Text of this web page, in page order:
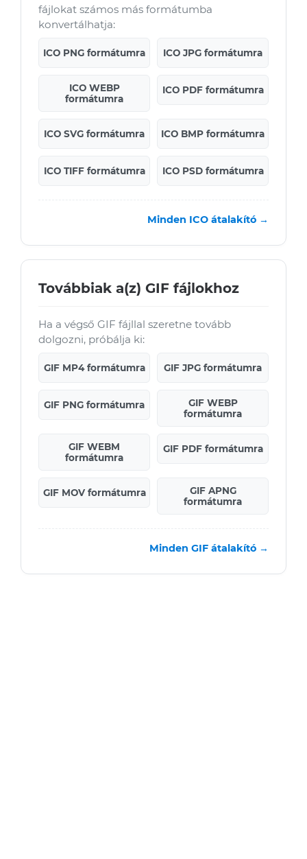
fájlokat számos más formátumba
konvertálhatja:
ICO PNG formátumra ICO JPG formátumra
ICO WEBP
formátumra
ICO PDF formátumra
ICO SVG formátumra ICO BMP formátumra
ICO TIFF formátumra ICO PSD formátumra
Minden ICO átalakító →
Továbbiak a(z) GIF fájlokhoz
Ha a végső GIF fájllal szeretne tovább
dolgozni, próbálja ki:
GIF MP4 formátumra GIF JPG formátumra
GIF PNG formátumra
GIF WEBP
formátumra
GIF WEBM
formátumra
GIF PDF formátumra
GIF MOV formátumra
GIF APNG
formátumra
Minden GIF átalakító →